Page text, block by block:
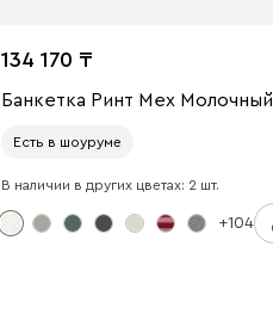
134 170
Банкетка Ринт Мех Молочный
Есть в шоуруме
В наличии в других цветах: 2 шт.
+104